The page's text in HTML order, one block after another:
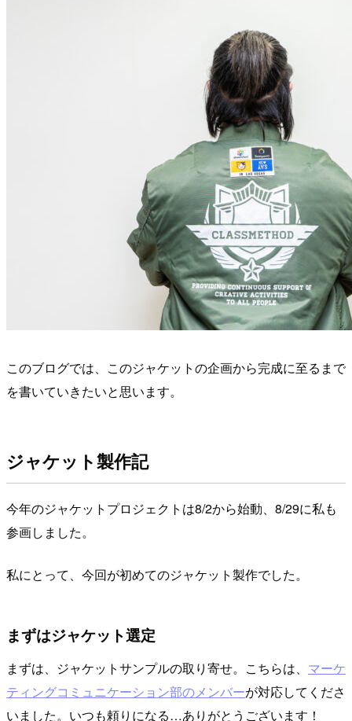
このブログでは、このジャケットの企画から完成に至るまで
を書いていきたいと思います。
ジャケット製作記
今年のジャケットプロジェクトは8/2から始動、8/29に私も
参画しました。
私にとって、今回が初めてのジャケット製作でした。
まずはジャケット選定
まずは、ジャケットサンプルの取り寄せ。こちらは、 マーケ
ティングコミュニケーション部のメンバーが対応してくださ
いました。いつも頼りになる…ありがとうございます！